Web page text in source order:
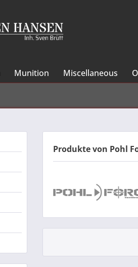
Munition Miscellaneous
Produkte von Pohl